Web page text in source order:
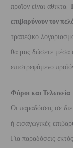
προϊόν είναι άθικτα.
επιβαρύνουν τον
τραπεζικό
θα μας δώσετε μέσα
επιστρεφόμενο
Φόροι και Τελωνεία
Οι παραδόσεις σε
ή εισαγωγικές
Για παραδόσεις